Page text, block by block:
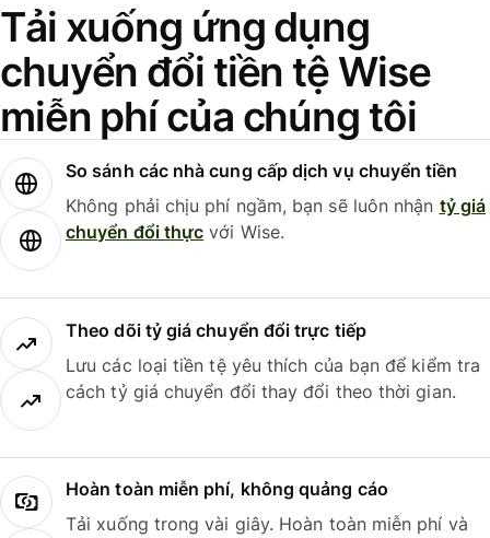
Tải xuống ứng dụng
chuyển đổi tiền tệ Wise
miễn phí của chúng tôi
So sánh các nhà cung cấp dịch vụ chuyển tiền
Không phải chịu phí ngầm, bạn sẽ luôn nhận tỷ giá
chuyển đổi thực với Wise.
Theo dõi tỷ giá chuyển đổi trực tiếp
Lưu các loại tiền tệ yêu thích của bạn để kiểm tra
cách tỷ giá chuyển đổi thay đổi theo thời gian.
Hoàn toàn miễn phí, không quảng cáo
Tải xuống trong vài giây. Hoàn toàn miễn phí và